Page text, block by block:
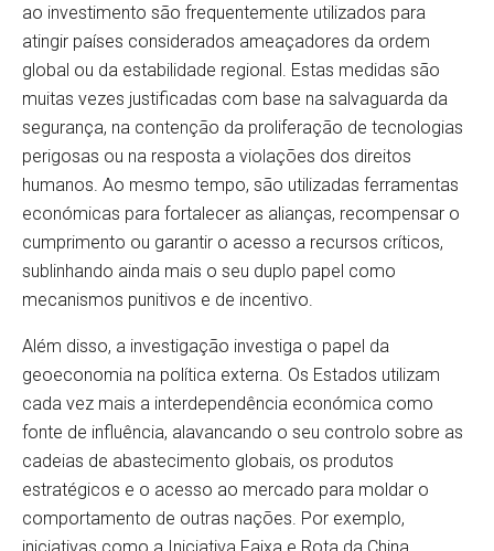
ao investimento são frequentemente utilizados para
atingir países considerados ameaçadores da ordem
global ou da estabilidade regional. Estas medidas são
muitas vezes justificadas com base na salvaguarda da
segurança, na contenção da proliferação de tecnologias
perigosas ou na resposta a violações dos direitos
humanos. Ao mesmo tempo, são utilizadas ferramentas
económicas para fortalecer as alianças, recompensar o
cumprimento ou garantir o acesso a recursos críticos,
sublinhando ainda mais o seu duplo papel como
mecanismos punitivos e de incentivo.
Além disso, a investigação investiga o papel da
geoeconomia na política externa. Os Estados utilizam
cada vez mais a interdependência económica como
fonte de influência, alavancando o seu controlo sobre as
cadeias de abastecimento globais, os produtos
estratégicos e o acesso ao mercado para moldar o
comportamento de outras nações. Por exemplo,